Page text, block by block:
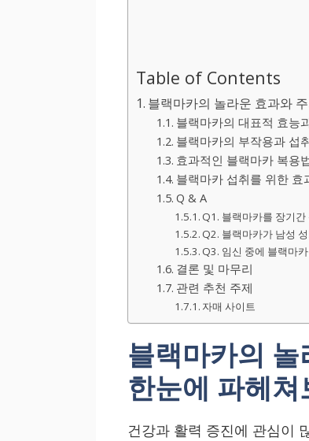
Table of Contents
블랙마카의 놀라운 효과와
블랙마카의 대표적 효능
블랙마카의 부작용과 섭
효과적인 블랙마카 복용
블랙마카 섭취를 위한 효
Q & A
Q1. 블랙마카를 장기
Q2. 블랙마카가 남성
Q3. 임신 중에 블랙마
결론 및 마무리
관련 추천 주제
자매 사이트
블랙마카의
한눈에 파헤쳐
건강과 활력 증진에 관심이